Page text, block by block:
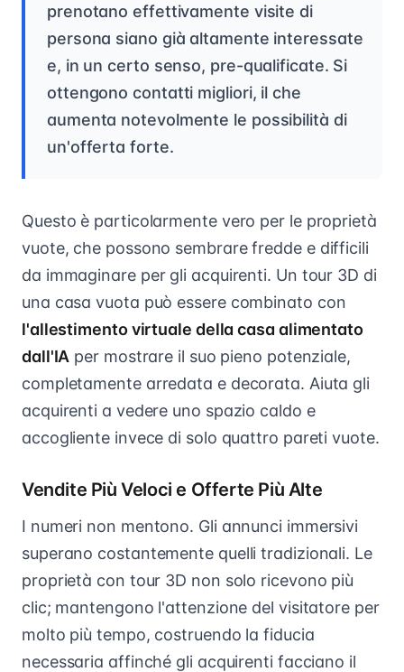
prenotano effettivamente visite di
persona siano già altamente interessate
e, in un certo senso, pre-qualificate. Si
ottengono contatti migliori, il che
aumenta notevolmente le possibilità di
un'offerta forte.
Questo è particolarmente vero per le proprietà
vuote, che possono sembrare fredde e difficili
da immaginare per gli acquirenti. Un tour 3D di
una casa vuota può essere combinato con
l'allestimento virtuale della casa alimentato
dall'IA per mostrare il suo pieno potenziale,
completamente arredata e decorata. Aiuta gli
acquirenti a vedere uno spazio caldo e
accogliente invece di solo quattro pareti vuote.
Vendite Più Veloci e Offerte Più Alte
I numeri non mentono. Gli annunci immersivi
superano costantemente quelli tradizionali. Le
proprietà con tour 3D non solo ricevono più
clic; mantengono l'attenzione del visitatore per
molto più tempo, costruendo la fiducia
necessaria affinché gli acquirenti facciano il